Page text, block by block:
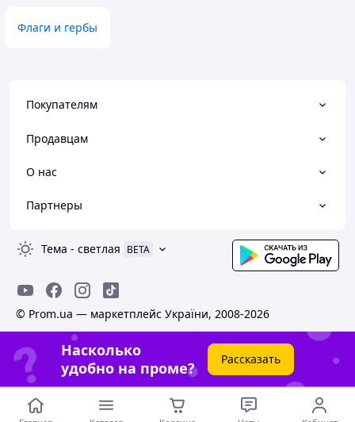
Флаги и гербы
Покупателям
Продавцам
О нас
Партнеры
Тема - светлая BETA
© Prom.ua — маркетплейс України, 2008-2026
Насколько
удобно на проме?
Рассказать